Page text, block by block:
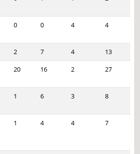
0 0 4 4
2 7 4
13
20 16 2 27
1 6 3 8
1 4 4 7